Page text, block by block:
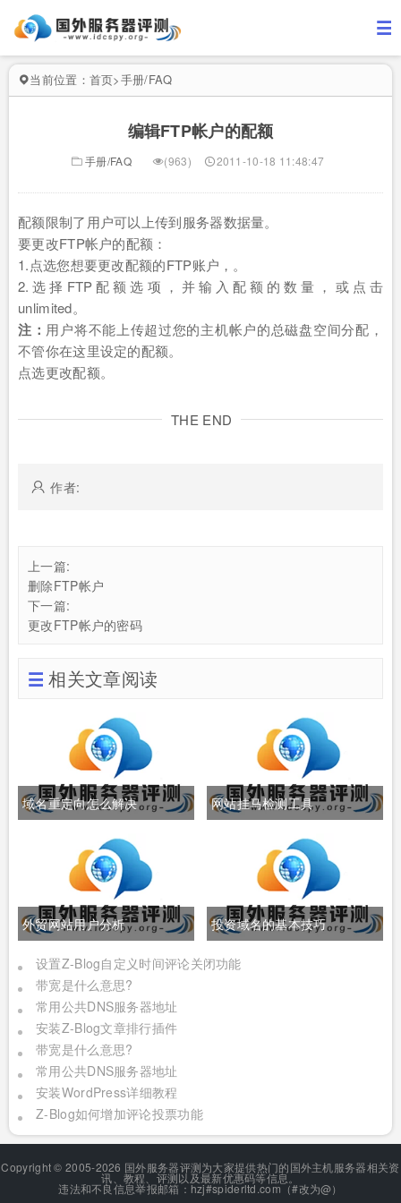
当前位置： 首页>手册/FAQ
编辑FTP帐户的配额
手册/FAQ (963) 2011-10-18 11:48:47
配额限制了用户可以上传到服务器数据量。
要更改FTP帐户的配额：
1.点选您想要更改配额的FTP账户，。
2.选择FTP配额选项，并输入配额的数量，或点击
unlimited。
注： 用户将不能上传超过您的主机帐户的总磁盘空间分配，
不管你在这里设定的配额。
点选更改配额。
THE END
作者:
上一篇:
删除FTP帐户
下一篇:
更改FTP帐户的密码
相关文章阅读
域名重定向怎么解决 网站挂马检测工具
外贸网站用户分析 投资域名的基本技巧
设置Z-Blog自定义时间评论关闭功能
带宽是什么意思?
常用公共DNS服务器地址
安装Z-Blog文章排行插件
带宽是什么意思?
常用公共DNS服务器地址
安装WordPress详细教程
Z-Blog如何增加评论投票功能
Copyright © 2005-2026 国外服务器评测为大家提供热门的国外主机服务器相关资
讯、教程、评测以及最新优惠码等信息。
违法和不良信息举报邮箱：hzj#spiderltd.com（#改为@）